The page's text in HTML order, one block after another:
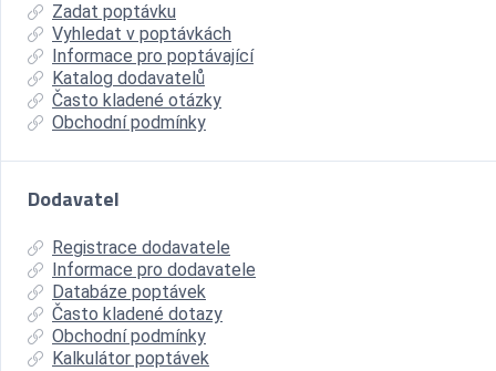
Zadat poptávku
Vyhledat v poptávkách
Informace pro poptávající
Katalog dodavatelů
Často kladené otázky
Obchodní podmínky
Dodavatel
Registrace dodavatele
Informace pro dodavatele
Databáze poptávek
Často kladené dotazy
Obchodní podmínky
Kalkulátor poptávek